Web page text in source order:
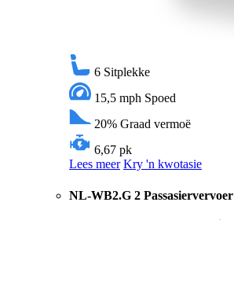
6 Sitplekke
15,5 mph Spoed
20% Graad vermoë
6,67 pk
Lees meer Kry 'n kwotasie
NL-WB2.G 2 Passasiervervoer